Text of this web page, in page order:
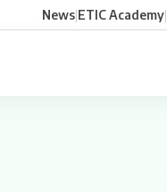
News|ETIC Academy|